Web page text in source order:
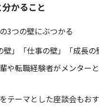
かること
3つの壁にぶつかる
壁」「仕事の壁」「成長の
や転職経験者がメンター
テーマとした座談会もお